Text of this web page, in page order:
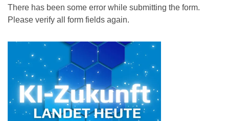
There has been some error while submitting the form.
Please verify all form fields again.